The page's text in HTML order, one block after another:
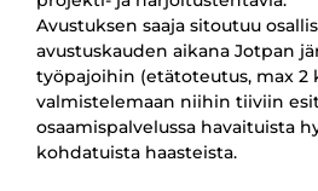
Avustuksen saaja sitoutuu
avustuskauden aikana Jotpan
työpajoihin (etätoteutus, max 2
valmistelemaan niihin tiiviin
osaamispalvelussa havaituista
kohdatuista haasteista.